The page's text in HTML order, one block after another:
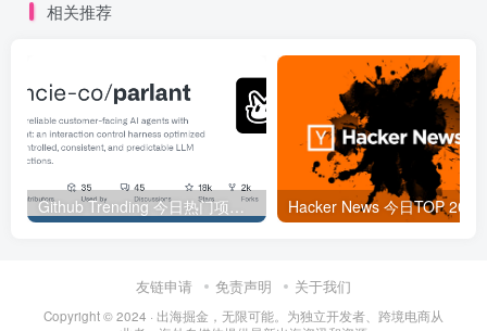
相关推荐
Github Trending 今日热门项目 | 2025-09-06
友链申请 免责声明 关于我们
Copyright © 2024 · 出海掘金，无限可能。为独立开发者、跨境电商从